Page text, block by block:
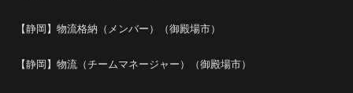
【静岡】物流格納（メンバー）（御殿場市）
【静岡】物流（チームマネージャー）（御殿場市）